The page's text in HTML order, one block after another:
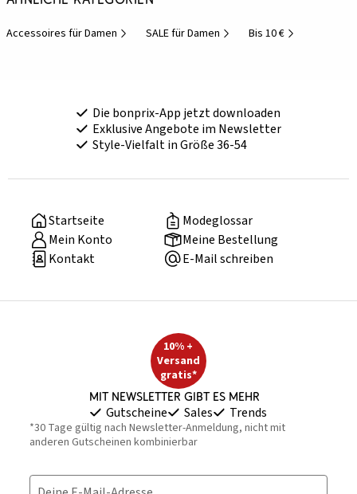
Accessoires für Damen SALE für Damen Bis 10 €
Die bonprix-App jetzt downloaden
Exklusive Angebote im Newsletter
Style-Vielfalt in Größe 36-54
Startseite
Modeglossar
Mein Konto
Meine Bestellung
Kontakt
E-Mail schreiben
10% +
Versand
gratis*
Mit Newsletter gibt es mehr
Gutscheine Sales Trends
*30 Tage gültig nach Newsletter-Anmeldung, nicht mit
anderen Gutscheinen kombinierbar